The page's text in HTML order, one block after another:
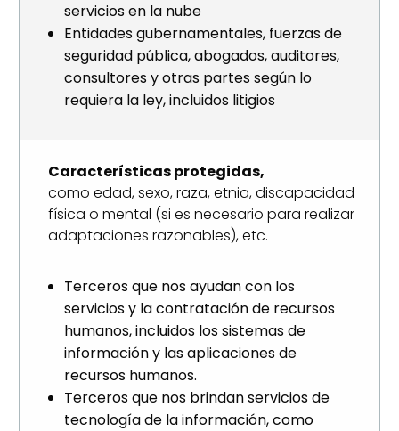
servicios en la nube
Entidades gubernamentales, fuerzas de
seguridad pública, abogados, auditores,
consultores y otras partes según lo
requiera la ley, incluidos litigios
Características protegidas,
como edad, sexo, raza, etnia, discapacidad
física o mental (si es necesario para realizar
adaptaciones razonables), etc.
Terceros que nos ayudan con los
servicios y la contratación de recursos
humanos, incluidos los sistemas de
información y las aplicaciones de
recursos humanos.
Terceros que nos brindan servicios de
tecnología de la información, como